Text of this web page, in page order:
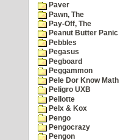
Paver
Pawn, The
Pay-Off, The
Peanut Butter Panic
Pebbles
Pegasus
Pegboard
Peggammon
Pele Dor Know Math
Peligro UXB
Pellotte
Pelx & Kox
Pengo
Pengocrazy
Pengon